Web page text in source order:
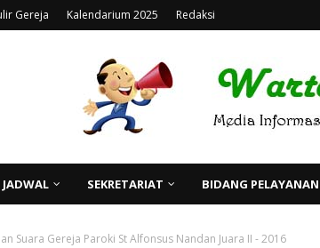
Gereja Kalendarium 2025 Redaksi
JADWAL SEKRETARIAT BIDANG PELAYANAN
Suara Gereja Paroki St Alfonsus Nandan Juara II - 2016